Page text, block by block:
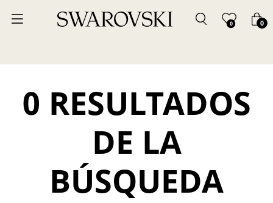
0 0
0 RESULTADOS
DE LA
BÚSQUEDA